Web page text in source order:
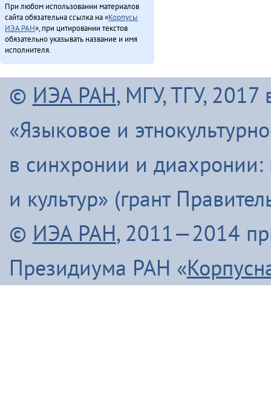
При любом использовании материалов
сайта обязательна ссылка на «Корпусы
ИЭА РАН», при цитировании текстов
обязательно указывать название и имя
исполнителя.
© ИЭА РАН, МГУ, ТГУ, 2017
«Языковое и
в синхронии и диахронии:
и культур» (грант
© ИЭА РАН, 2011—2014
Президиума РАН «